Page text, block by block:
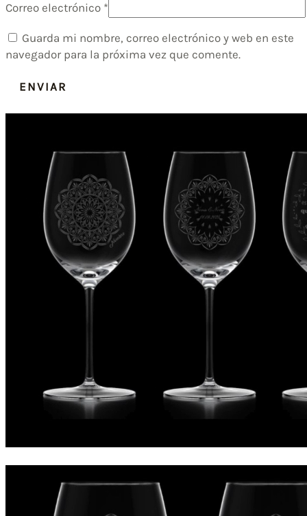
Correo electrónico *
Guarda mi nombre, correo electrónico y web en este
navegador para la próxima vez que comente.